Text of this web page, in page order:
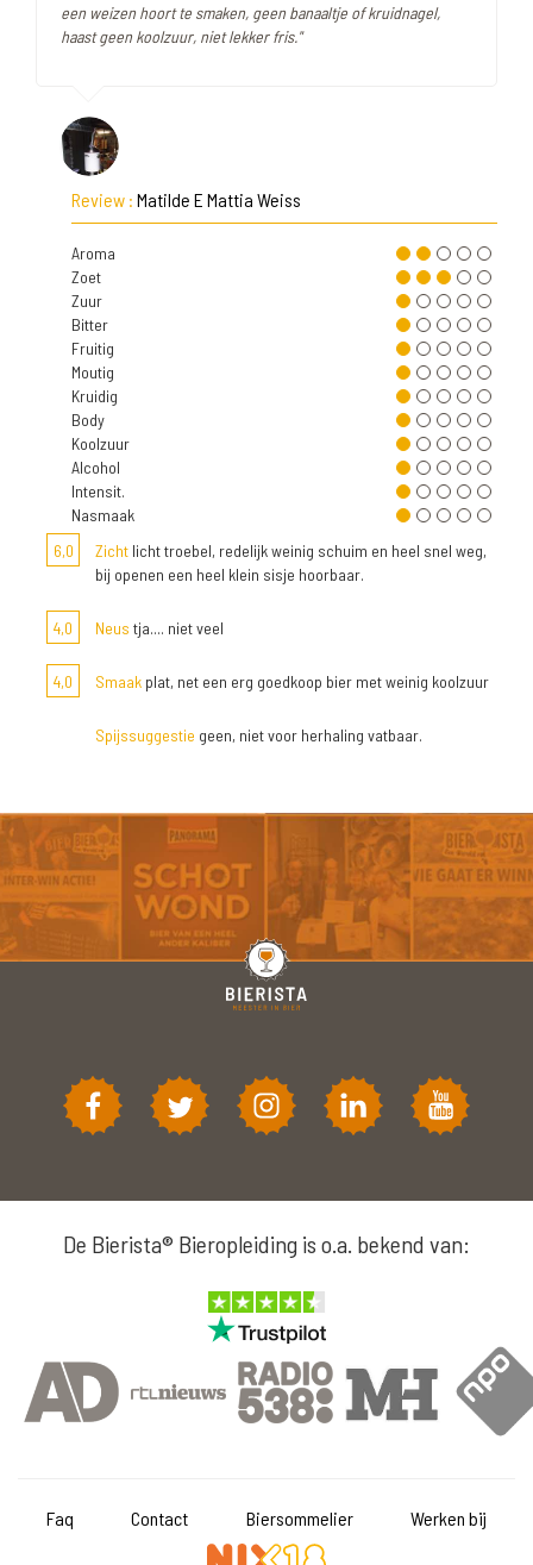
een weizen hoort te smaken, geen banaaltje of kruidnagel,
haast geen koolzuur, niet lekker fris."
Review : Matilde E Mattia Weiss
Aroma
Zoet
Zuur
Bitter
Fruitig
Moutig
Kruidig
Body
Koolzuur
Alcohol
Intensit.
Nasmaak
6,0
Zicht licht troebel, redelijk weinig schuim en heel snel weg,
bij openen een heel klein sisje hoorbaar.
4,0 Neus tja.... niet veel
4,0 Smaak plat, net een erg goedkoop bier met weinig koolzuur
Spijssuggestie geen, niet voor herhaling vatbaar.
De Bierista® Bieropleiding is o.a. bekend van:
Faq Contact Biersommelier Werken bij